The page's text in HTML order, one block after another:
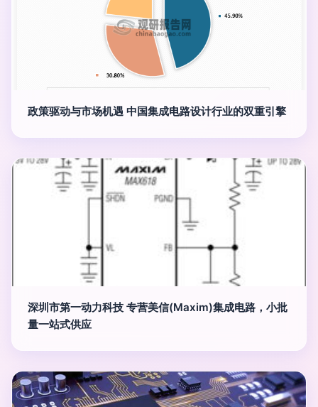
政策驱动与市场机遇 中国集成电路设计行业的双重引擎
深圳市第一动力科技 专营美信(Maxim)集成电路，小批
量一站式供应